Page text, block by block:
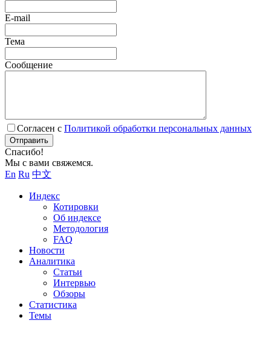
E-mail
Тема
Сообщение
Согласен с Политикой обработки персональных данных
Отправить
Спасибо!
Мы с вами свяжемся.
En Ru 中文
Индекс
Котировки
Об индексе
Методология
FAQ
Новости
Аналитика
Статьи
Интервью
Обзоры
Статистика
Темы